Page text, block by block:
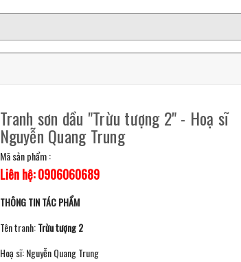
Tranh sơn dầu "Trừu tượng 2" - Hoạ sĩ
Nguyễn Quang Trung
Mã sản phẩm :
Liên hệ: 0906060689
THÔNG TIN TÁC PHẨM
Tên tranh:Trừu tượng 2
Hoạ sĩ: Nguyễn Quang Trung